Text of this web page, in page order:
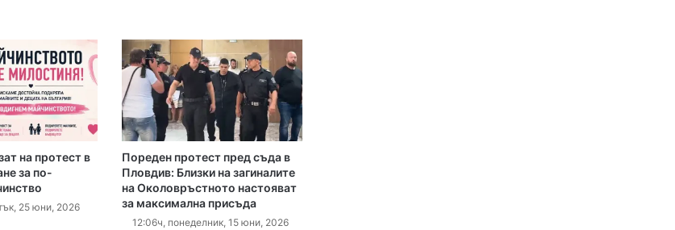
Версия: Убийството на Младежкия хълм заради сексуалната ориентация на жертвата
в квартал Капана
на протест в
за по-
25 юни, 2026
Пореден протест пред съда в
Пловдив: Близки на загиналите
на Околовръстното настояват
за максимална присъда
12:06ч, понеделник, 15 юни, 2026